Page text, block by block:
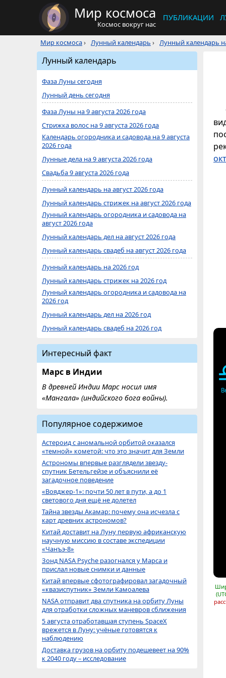
Мир космоса
Космос вокруг нас
ПУБЛИКАЦИИ
Мир космоса› Лунный календарь › Лунный календарь
Лунный календарь
Фаза Луны сегодня
Лунный день сегодня
Фаза Луны на 9 августа 2026 года
Стрижка волос на 9 августа 2026 года
Календарь огородника и садовода на 9 августа
2026 года
Лунные дела на 9 августа 2026 года
Свадьба 9 августа 2026 года
Лунный календарь на август 2026 года
Лунный календарь стрижек на август 2026 года
Лунный календарь огородника и садовода на
август 2026 года
Лунный календарь дел на август 2026 года
Лунный календарь свадеб на август 2026 года
Лунный календарь на 2026 год
Лунный календарь стрижек на 2026 год
Лунный календарь огородника и садовода на
2026 год
Лунный календарь дел на 2026 год
Лунный календарь свадеб на 2026 год
Интересный факт
Марс в Индии
В древней Индии Марс носил имя
«Мангала» (индийского бога войны).
Популярное содержимое
Астероид с аномальной орбитой оказался
«темной» кометой: что это значит для Земли
Астрономы впервые разглядели звезду-
спутник Бетельгейзе и объяснили её
загадочное поведение
«Вояджер-1»: почти 50 лет в пути, а до 1
светового дня ещё не долетел
Тайна звезды Акамар: почему она исчезла с
карт древних астрономов?
Китай доставит на Луну первую африканскую
научную миссию в составе экспедиции
«Чанъэ-8»
Зонд NASA Psyche разогнался у Марса и
прислал новые снимки и данные
Китай впервые сфотографировал загадочный
«квазиспутник» Земли Камоалева
NASA отправит два спутника на орбиту Луны
для отработки сложных маневров сближения
5 августа отработавшая ступень SpaceX
врежется в Луну: учёные готовятся к
наблюдению
Доставка грузов на орбиту подешевеет на 90%
к 2040 году – исследование